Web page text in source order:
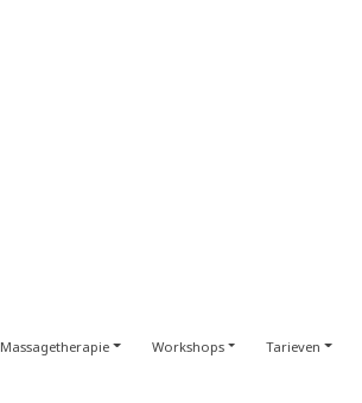
Massagetherapie Workshops Tarieven